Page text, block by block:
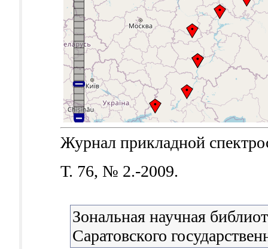
Журнал прикладной
Т. 76, № 2.-2009.
Зональная научная
Саратовского